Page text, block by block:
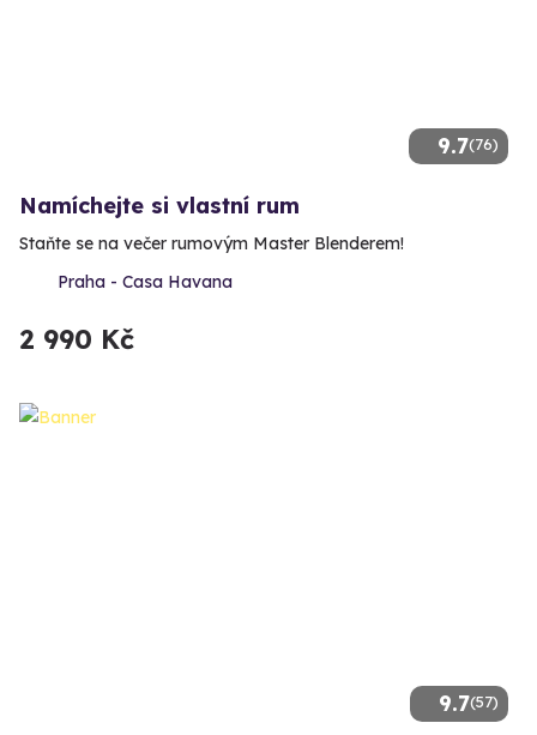
9.7(76)
Namíchejte si vlastní rum
Staňte se na večer rumovým Master Blenderem!
Praha - Casa Havana
2 990 Kč
9.7(57)